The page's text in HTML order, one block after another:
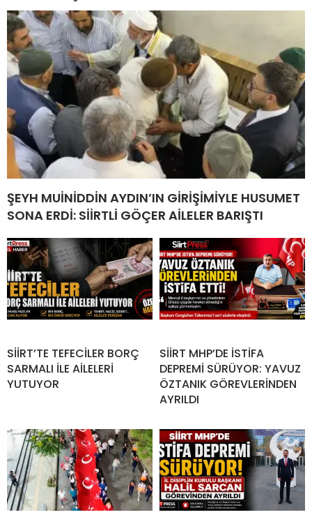
ŞEYH MUİNİDDİN AYDIN’IN GİRİŞİMİYLE HUSUMET
SONA ERDİ: SİİRTLİ GÖÇER AİLELER BARIŞTI
SİİRT’TE TEFECİLER BORÇ
SARMALI İLE AİLELERİ
YUTUYOR
SİİRT MHP’DE İSTİFA
DEPREMİ SÜRÜYOR: YAVUZ
ÖZTANIK GÖREVLERİNDEN
AYRILDI